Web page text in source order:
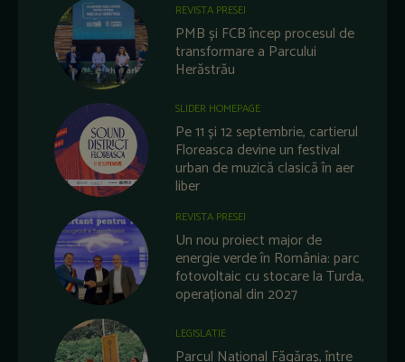
REVISTA PRESEI
PMB și FCB încep procesul de
transformare a Parcului
Herăstrău
SLIDER HOMEPAGE
Pe 11 și 12 septembrie, cartierul
Floreasca devine un festival
urban de muzică clasică în aer
liber
REVISTA PRESEI
Un nou proiect major de
energie verde în România: parc
fotovoltaic cu stocare la Turda,
operațional din 2027
LEGISLATIE
Parcul Național Făgăraș, între